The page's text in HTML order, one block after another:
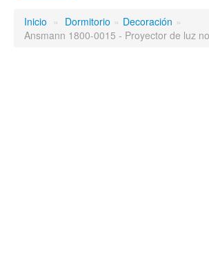
Inicio » Dormitorio » Decoración »
Ansmann 1800-0015 - Proyector de luz